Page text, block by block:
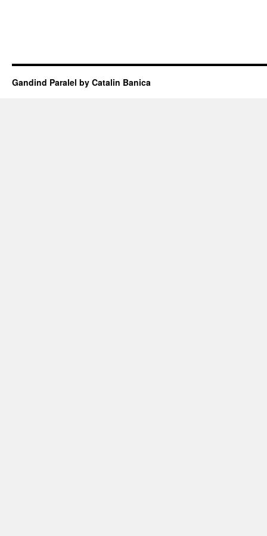
Gandind Paralel by Catalin Banica